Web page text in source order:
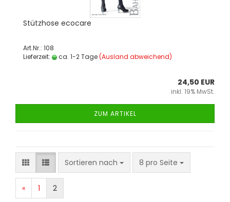
Stütz­ho­se eco­ca­re
Art.Nr.: 108
Lieferzeit:
ca. 1-2 Tage(Ausland abweichend)
24,50 EUR
inkl. 19% MwSt.
ZUM ARTIKEL
Sortieren nach 8 pro Seite
« 1 2